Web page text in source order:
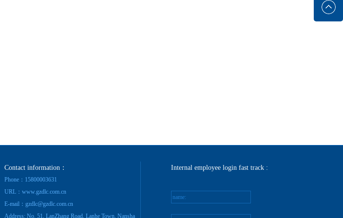
Contact information：
Phone：15800003631
URL：www.gzdlc.com.cn
E-mail：gzdlc@gzdlc.com.cn
Address: No. 51, LanZhang Road, Lanhe Town, Nansha
Internal employee login fast track :
name: